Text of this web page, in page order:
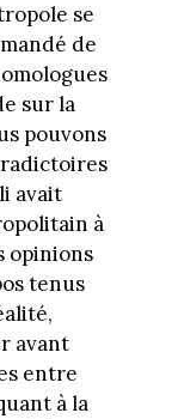
se
de
sur la
pouvons
avait
à
opinions
tenus
avant
entre
à la